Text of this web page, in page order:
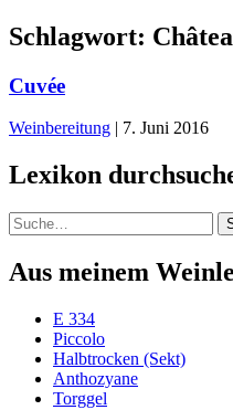
Schlagwort:
Cuvée
Weinbereitung | 7. Juni 2016
Lexikon
Suche
Aus meinem
E 334
Piccolo
Halbtrocken (Sekt)
Anthozyane
Torggel